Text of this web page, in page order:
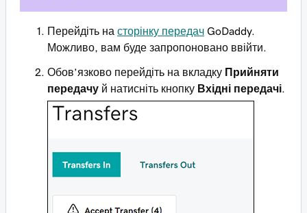
Перейдіть на сторінку передач GoDaddy.
Можливо, вам буде запропоновано ввійти.
Обов’язково перейдіть на вкладку Прийняти
передачу й натисніть кнопку Вхідні передачі